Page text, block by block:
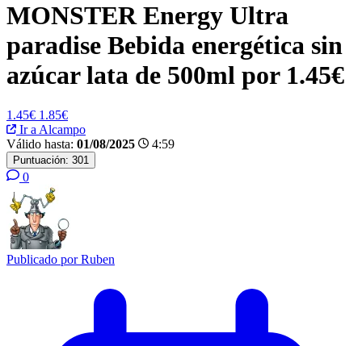
MONSTER Energy Ultra
paradise Bebida energética sin
azúcar lata de 500ml por 1.45€
1.45€ 1.85€
Ir a Alcampo
Válido hasta: 01/08/2025 4:59
Puntuación: 301
0
Publicado porRuben